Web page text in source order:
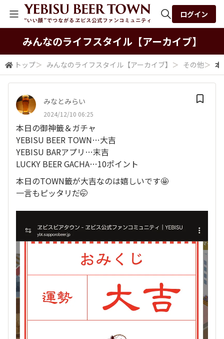
全体検索
検索
ログイン
みんなの​ライフスタイル​【アーカイブ】
トップ＞ みんなの​ライフスタイル​【アーカイブ】 ＞ その他＞ 本
みなとみらい
2024/12/10 06:25
本日の御神籤＆ガチャ
YEBISU BEER TOWN…大吉
YEBISU BARアプリ…末吉
LUCKY BEER GACHA…10ポイント
本日のTOWN籤が大吉なのは嬉しいです🤩
一言もピッタリだ🤭